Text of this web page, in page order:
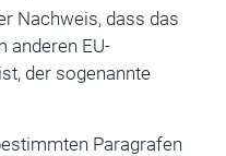
Nachweis, dass das
anderen EU-
der sogenannte
Paragrafen